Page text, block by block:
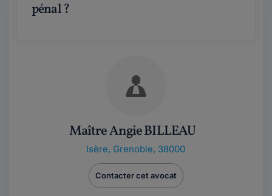
pénal ?
Maître Angie BILLEAU
Isère, Grenoble, 38000
Contacter cet avocat